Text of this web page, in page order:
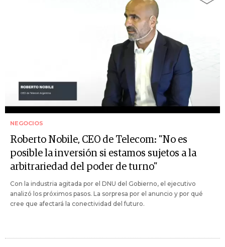
NEGOCIOS
Roberto Nobile, CEO de Telecom: "No es
posible la inversión si estamos sujetos a la
arbitrariedad del poder de turno"
Con la industria agitada por el DNU del Gobierno, el ejecutivo
analizó los próximos pasos. La sorpresa por el anuncio y por qué
cree que afectará la conectividad del futuro.